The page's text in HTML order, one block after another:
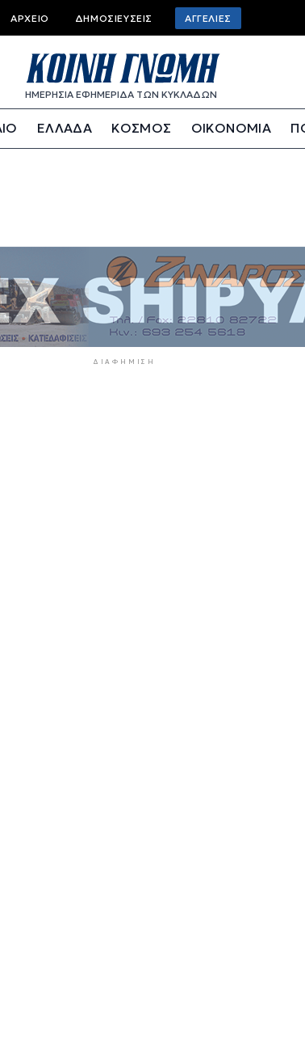
Top bar menu
ΑΡΧΕΊΟ ΔΗΜΟΣΙΕΎΣΕΙΣ ΑΓΓΕΛΊΕΣ
ΗΜΕΡΗΣΙΑ ΕΦΗΜΕΡΙΔΑ ΤΩΝ ΚΥΚΛΑΔΩΝ
ΕΛΛΑΔΑ ΚΟΣΜΟΣ ΟΙΚΟΝΟΜΙΑ
ΔΙΑΦΉΜΙΣΗ